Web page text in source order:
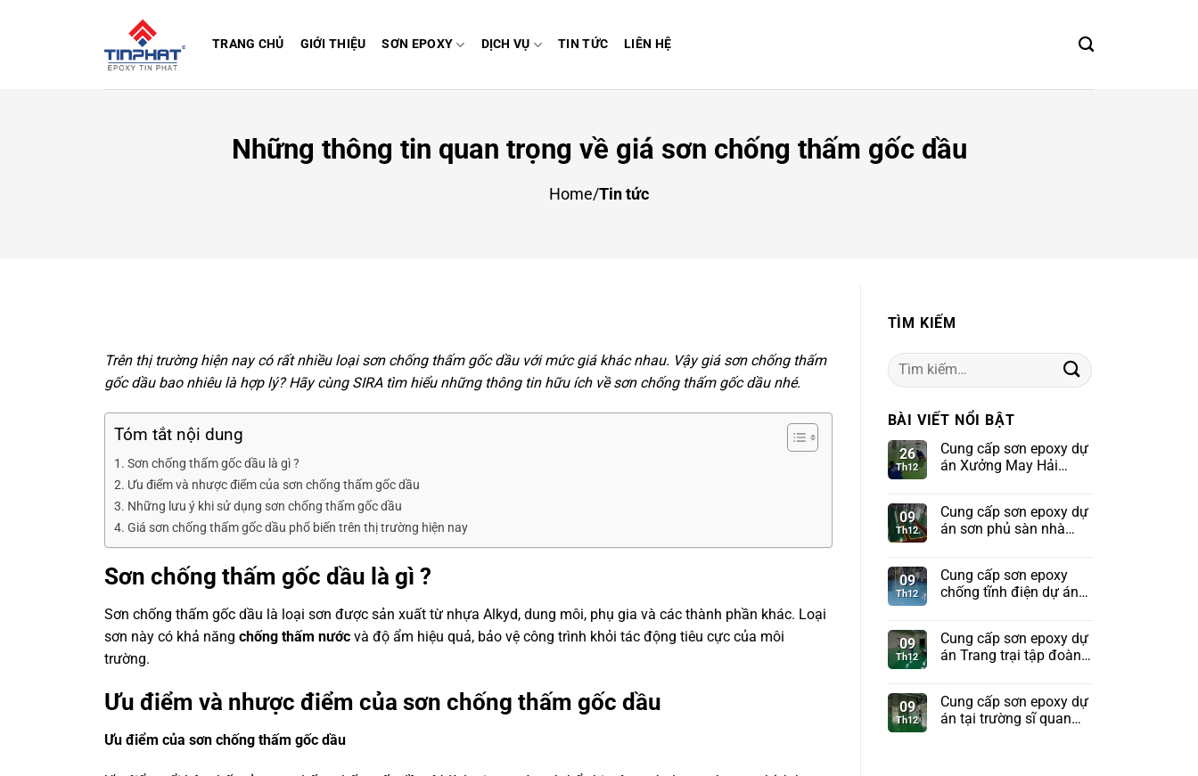
TRANG CHỦ GIỚI THIỆU SƠN EPOXY DỊCH VỤ TIN TỨC LIÊN HỆ
Những thông tin quan trọng về giá sơn chống thấm gốc dầu
Home/Tin tức
Trên thị trường hiện nay có rất nhiều loại sơn chống thấm gốc dầu với mức giá khác nhau. Vậygiá sơn chống thấm
gốc dầubao nhiêu là hợp lý? Hãy cùng SIRA tìm hiểu những thông tin hữu ích về sơn chống thấm gốc dầu nhé.
Tóm tắt nội dung
Sơn chống thấm gốc dầu là gì ?
Ưu điểm và nhược điểm của sơn chống thấm gốc dầu
Những lưu ý khi sử dụng sơn chống thấm gốc dầu
Giá sơn chống thấm gốc dầu phổ biến trên thị trường hiện nay
Sơn chống thấm gốc dầu là gì ?
Sơn chống thấm gốc dầu là loại sơn được sản xuất từ nhựa Alkyd, dung môi, phụ gia và các thành phần khác. Loại
sơn này có khả năng chống thấm nước và độ ẩm hiệu quả, bảo vệ công trình khỏi tác động tiêu cực của môi
trường.
Ưu điểm và nhược điểm của sơn chống thấm gốc dầu
Ưu điểm của sơn chống thấm gốc dầu
TÌM KIẾM
Tìm
kiếm:
BÀI VIẾT NỔI BẬT
26
Th12
Cung cấp sơn epoxy dự
án Xưởng May Hải
09
Th12
Cung cấp sơn epoxy dự
án sơn phủ sàn nhà
09
Th12
Cung cấp sơn epoxy
chống tĩnh điện dự án
09
Th12
Cung cấp sơn epoxy dự
án Trang trại tập đoàn
09
Th12
Cung cấp sơn epoxy dự
án tại trường sĩ quan